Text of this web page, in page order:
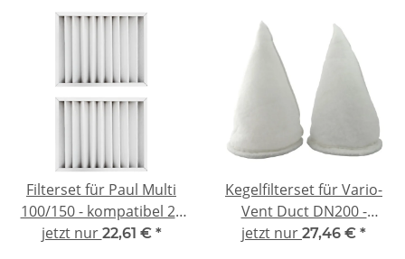
Filterset für Paul Multi
100/150 - kompatibel 2x
G4
jetzt nur 22,61 € *
Kegelfilterset für Vario-
Vent Duct DN200 -
kompatibel 2x G4
jetzt nur 27,46 € *